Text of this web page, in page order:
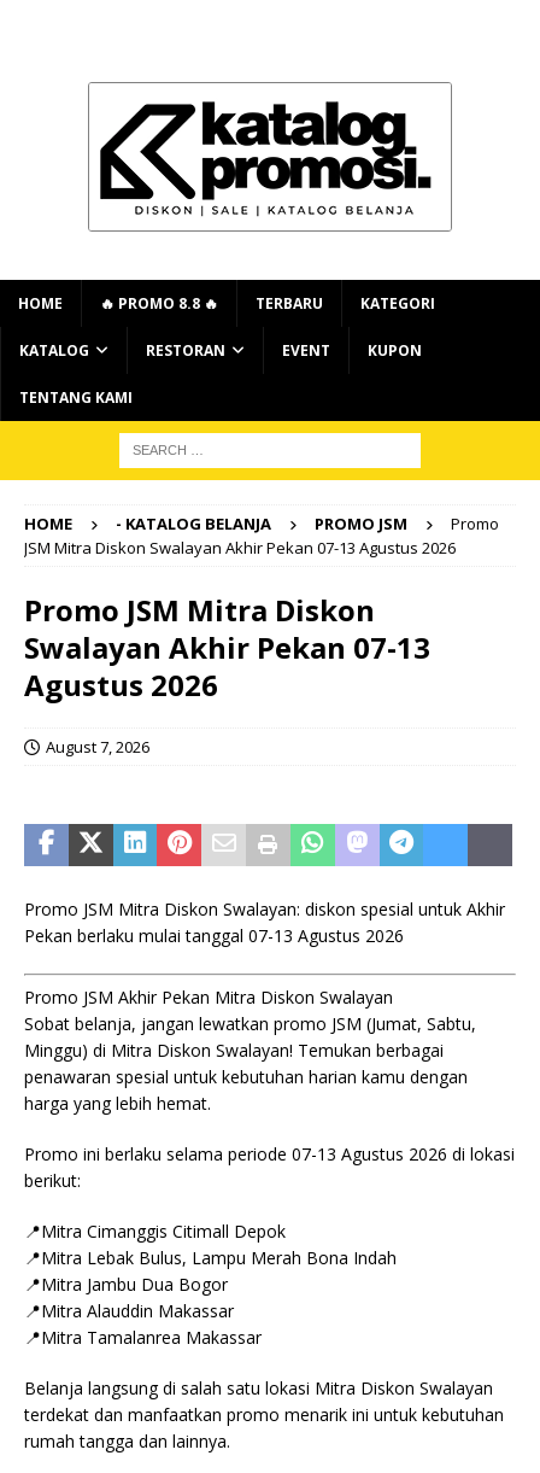
HOME 🔥 PROMO 8.8 🔥 TERBARU KATEGORI
KATALOG RESTORAN EVENT KUPON
TENTANG KAMI
HOME - KATALOG BELANJA PROMO JSM
Promo
JSM Mitra Diskon Swalayan Akhir Pekan 07-13 Agustus 2026
Promo JSM Mitra Diskon
Swalayan Akhir Pekan 07-13
Agustus 2026
August 7, 2026
Promo JSM Mitra Diskon Swalayan: diskon spesial untuk Akhir
Pekan berlaku mulai tanggal 07-13 Agustus 2026
Promo JSM Akhir Pekan Mitra Diskon Swalayan
Sobat belanja, jangan lewatkan promo JSM (Jumat, Sabtu,
Minggu) di Mitra Diskon Swalayan! Temukan berbagai
penawaran spesial untuk kebutuhan harian kamu dengan
harga yang lebih hemat.
Promo ini berlaku selama periode 07-13 Agustus 2026 di lokasi
berikut:
📍Mitra Cimanggis Citimall Depok
📍Mitra Lebak Bulus, Lampu Merah Bona Indah
📍Mitra Jambu Dua Bogor
📍Mitra Alauddin Makassar
📍Mitra Tamalanrea Makassar
Belanja langsung di salah satu lokasi Mitra Diskon Swalayan
terdekat dan manfaatkan promo menarik ini untuk kebutuhan
rumah tangga dan lainnya.